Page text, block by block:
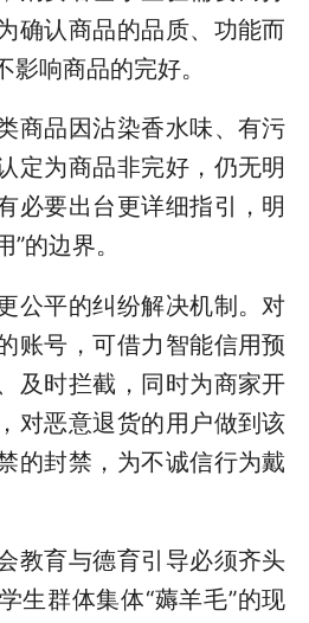
确认商品的品质、功能而
响商品的完好。
商品因沾染香水味、有污
定为商品非完好，仍无明
必要出台更详细指引，明
”的边界。
公平的纠纷解决机制。对
账号，可借力智能信用预
及时拦截，同时为商家开
对恶意退货的用户做到该
的封禁，为不诚信行为戴
教育与德育引导必须齐头
生群体集体“薅羊毛”的现